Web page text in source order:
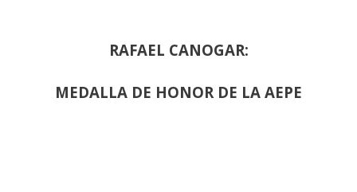
RAFAEL CANOGAR:
MEDALLA DE HONOR DE LA AEPE